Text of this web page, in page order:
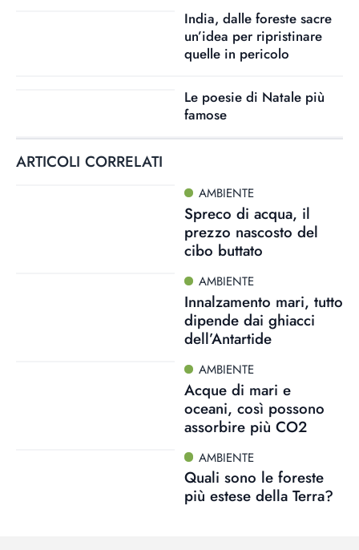
India, dalle foreste sacre
un’idea per ripristinare
quelle in pericolo
Le poesie di Natale più
famose
ARTICOLI CORRELATI
AMBIENTE
Spreco di acqua, il
prezzo nascosto del
cibo buttato
AMBIENTE
Innalzamento mari, tutto
dipende dai ghiacci
dell’Antartide
AMBIENTE
Acque di mari e
oceani, così possono
assorbire più CO2
AMBIENTE
Quali sono le foreste
più estese della Terra?